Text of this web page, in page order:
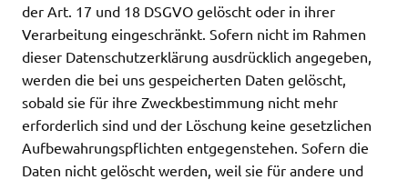
der Art. 17 und 18 DSGVO gelöscht oder in ihrer
Verarbeitung eingeschränkt. Sofern nicht im Rahmen
dieser Datenschutzerklärung ausdrücklich angegeben,
werden die bei uns gespeicherten Daten gelöscht,
sobald sie für ihre Zweckbestimmung nicht mehr
erforderlich sind und der Löschung keine gesetzlichen
Aufbewahrungspflichten entgegenstehen. Sofern die
Daten nicht gelöscht werden, weil sie für andere und